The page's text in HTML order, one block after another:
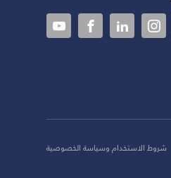
شروط الاستخدام وسياسة الخصوصية